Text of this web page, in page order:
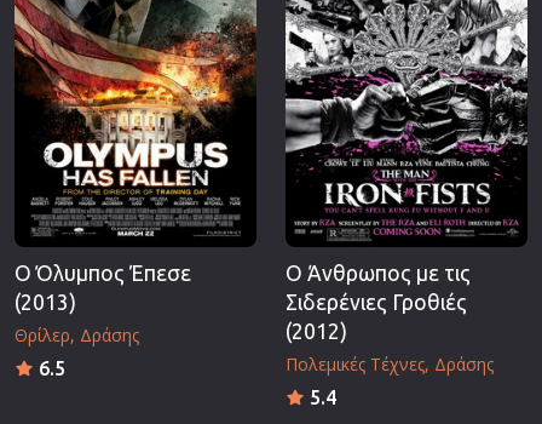
Ο Όλυμπος Έπεσε
(2013)
Θρίλερ Δράσης
6.5
Ο Άνθρωπος με τις
Σιδερένιες Γροθιές
(2012)
Πολεμικές Τέχνες Δράσης
5.4